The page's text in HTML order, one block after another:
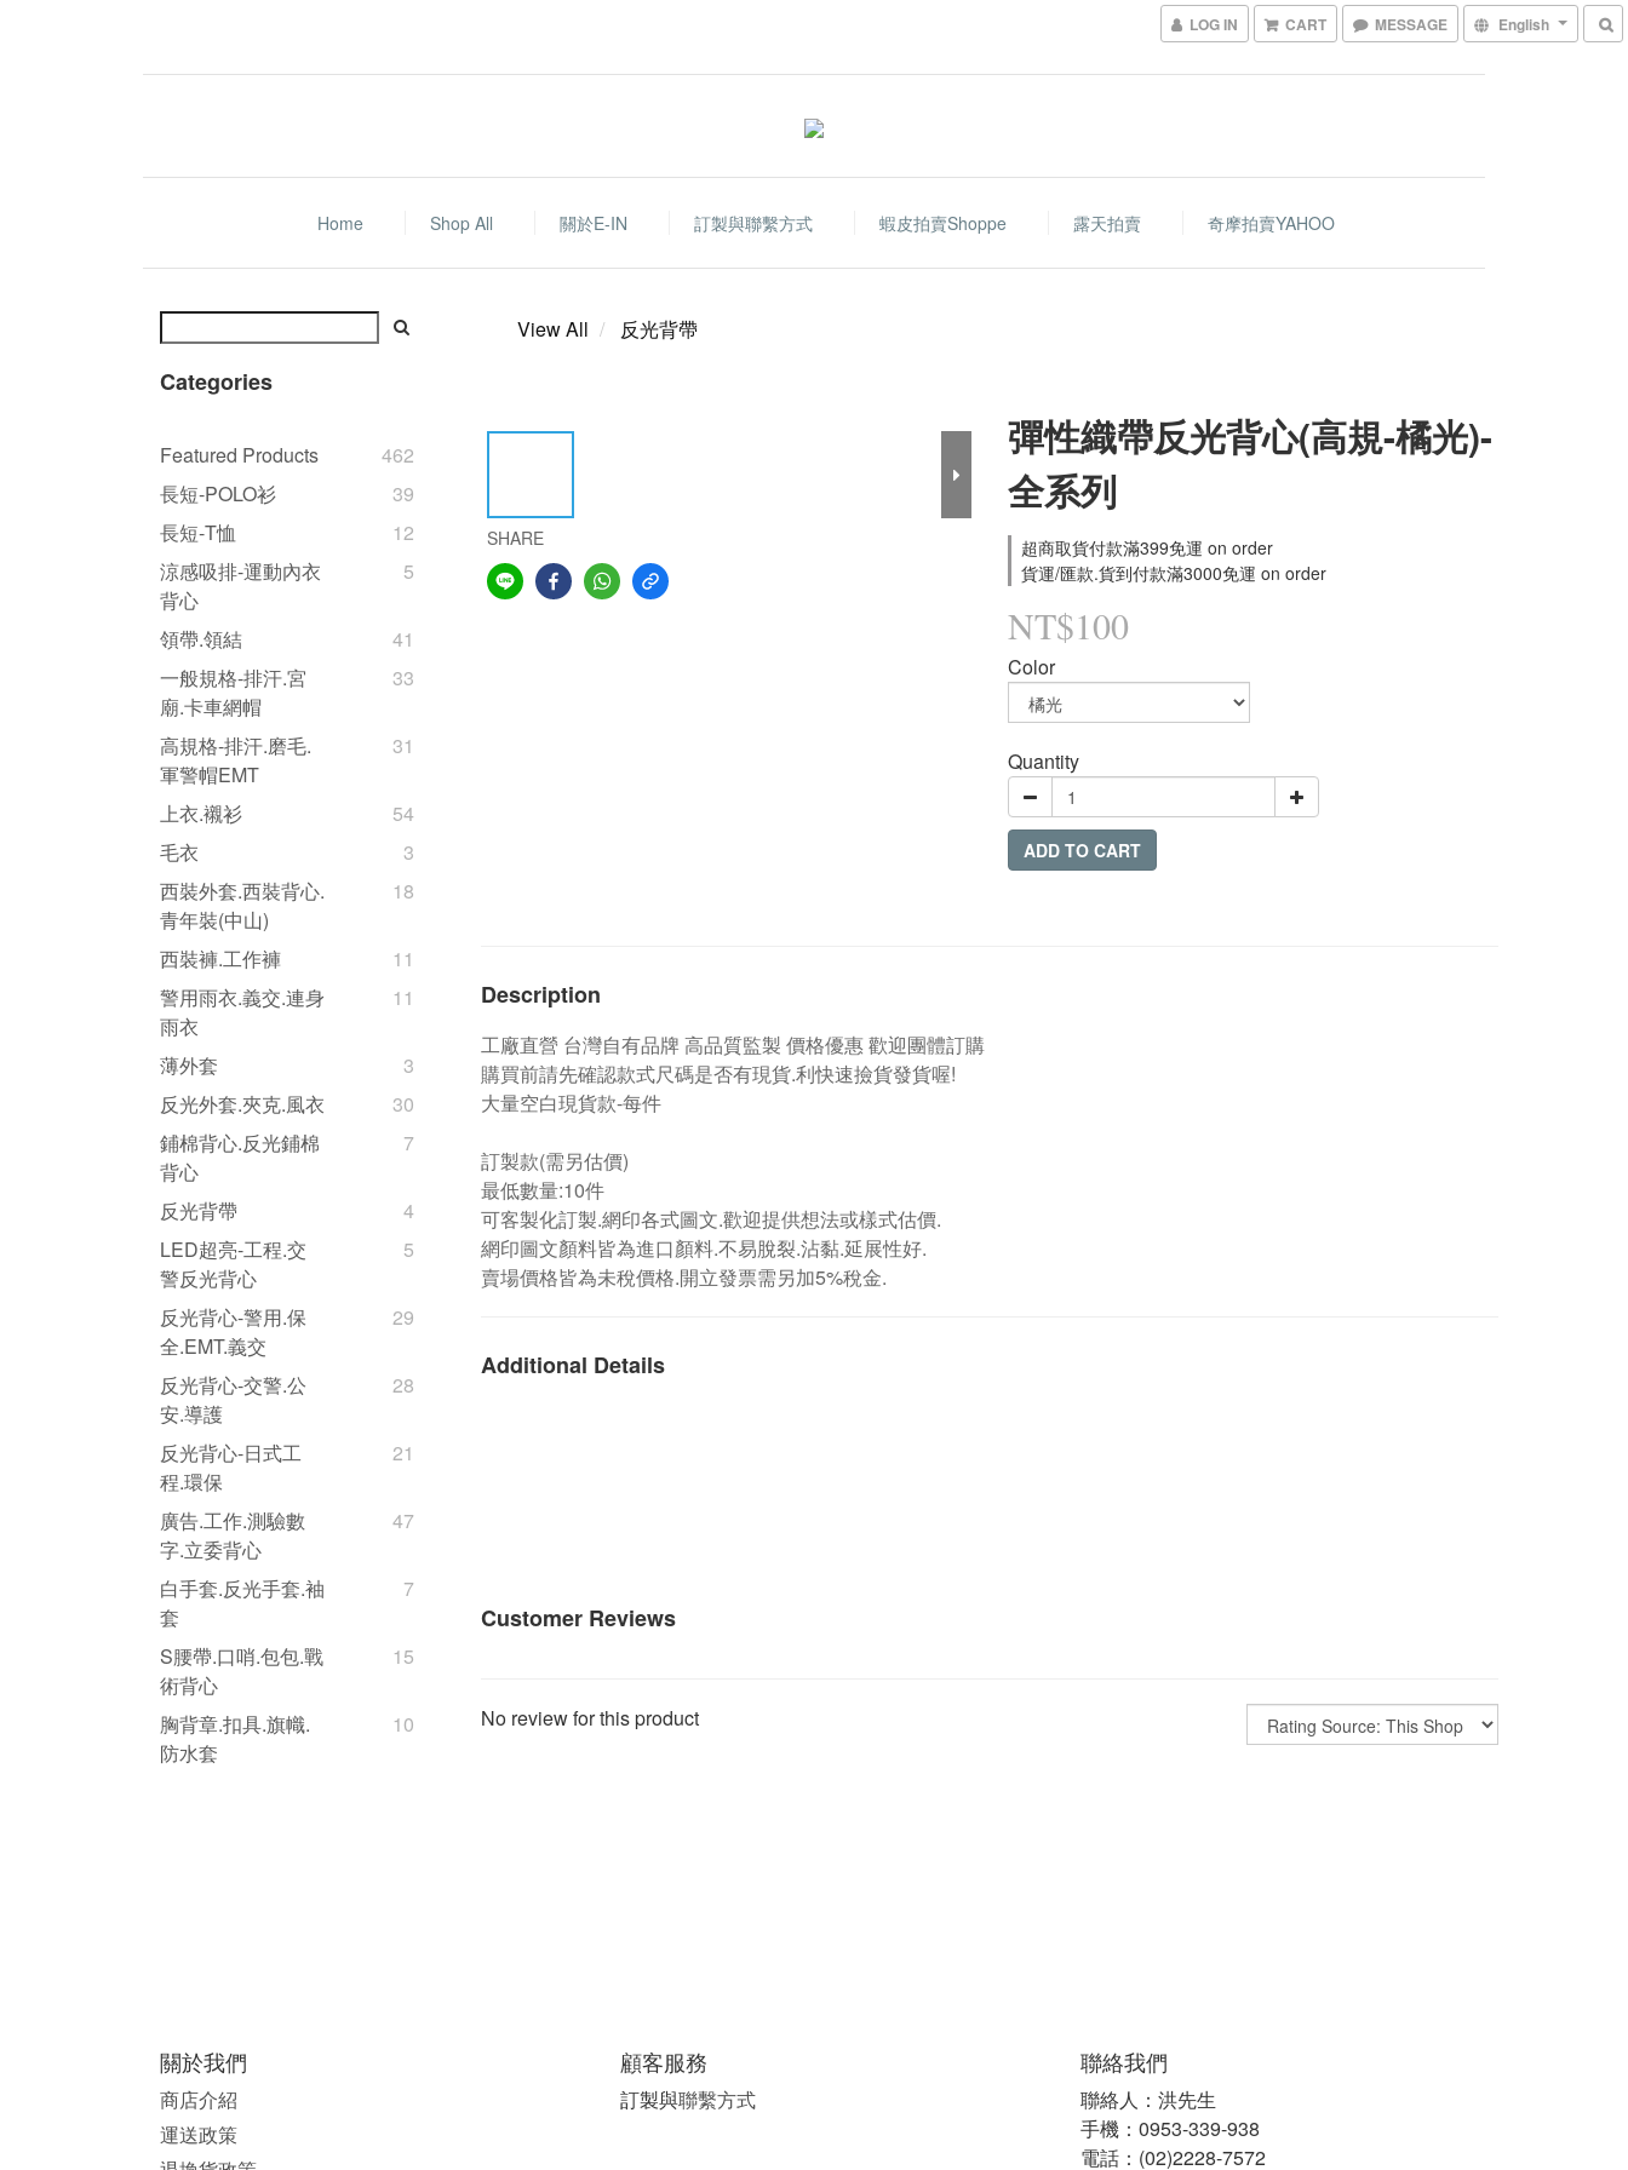
LOG IN CART MESSAGE English
Home Shop All 關於E-IN 訂製與聯繫方式 蝦皮拍賣shoppe 露天拍賣 奇摩拍賣YAHOO
Categories
Featured Products
462
長短-POLO衫
39
長短-T恤
12
涼感吸排-運動內衣
背心
5
領帶.領結
41
一般規格-排汗.宮
廟.卡車網帽
33
高規格-排汗.磨毛.
軍警帽EMT
31
上衣.襯衫
54
毛衣
3
西裝外套.西裝背心.
青年裝(中山)
18
西裝褲.工作褲
11
警用雨衣.義交.連身
雨衣
11
薄外套
3
反光外套.夾克.風衣
30
鋪棉背心.反光鋪棉
背心
7
反光背帶
4
LED超亮-工程.交
警反光背心
5
反光背心-警用.保
全.EMT.義交
29
反光背心-交警.公
安.導護
28
反光背心-日式工
程.環保
21
廣告.工作.測驗數
字.立委背心
47
白手套.反光手套.袖
套
7
S腰帶.口哨.包包.戰
術背心
15
胸背章.扣具.旗幟.
防水套
10
View All 反光背帶
SHARE
彈性織帶反光背心(高規-橘光)-
全系列
超商取貨付款滿399免運 on order
貨運/匯款.貨到付款滿3000免運 on order
NT$100
Color
Quantity
ADD TO CART
Description
工廠直營 台灣自有品牌 高品質監製 價格優惠 歡迎團體訂購
購買前請先確認款式尺碼是否有現貨.利快速撿貨發貨喔!
大量空白現貨款-每件
訂製款(需另估價)
最低數量:10件
可客製化訂製.網印各式圖文.歡迎提供想法或樣式估價.
網印圖文顏料皆為進口顏料.不易脫裂.沾黏.延展性好.
賣場價格皆為未稅價格.開立發票需另加5%稅金.
Additional Details
Customer Reviews
No review for this product
關於我們
商店介紹
運送政策
顧客服務
訂製與聯繫方式
聯絡我們
聯絡人：洪先生
手機：0953-339-938
電話：(02)2228-7572